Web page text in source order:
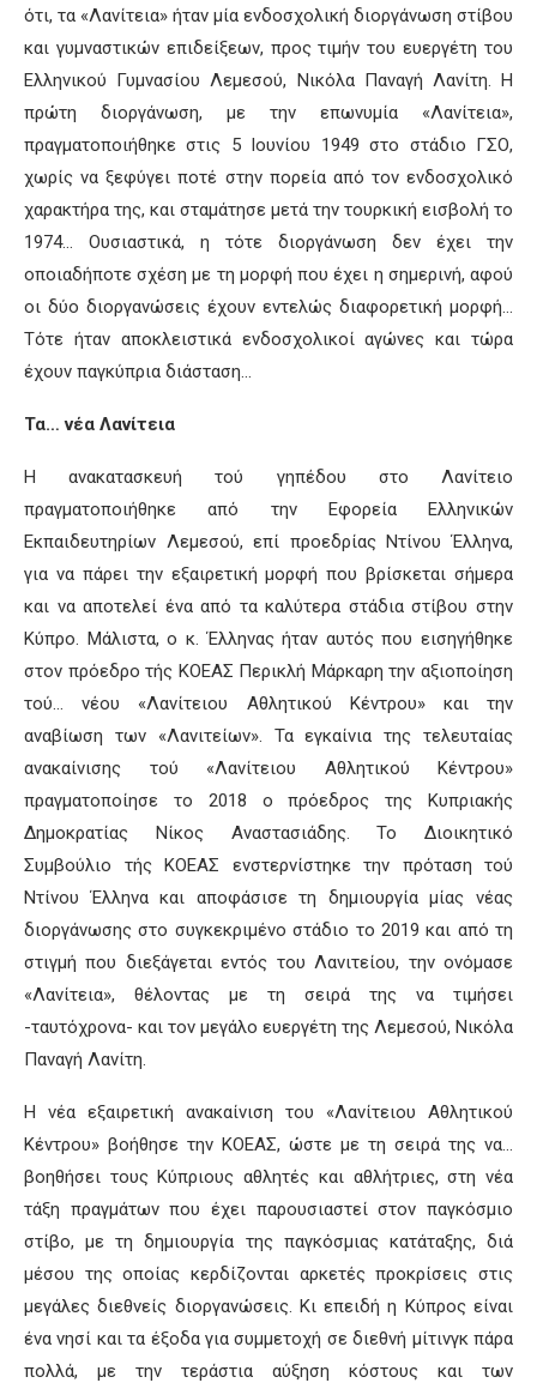
ότι, τα «Λανίτεια» ήταν μία ενδοσχολική διοργάνωση στίβου
και γυμναστικών επιδείξεων, προς τιμήν του ευεργέτη του
Ελληνικού Γυμνασίου Λεμεσού, Νικόλα Παναγή Λανίτη. Η
πρώτη διοργάνωση, με την επωνυμία «Λανίτεια»,
πραγματοποιήθηκε στις 5 Ιουνίου 1949 στο στάδιο ΓΣΟ,
χωρίς να ξεφύγει ποτέ στην πορεία από τον ενδοσχολικό
χαρακτήρα της, και σταμάτησε μετά την τουρκική εισβολή το
1974… Ουσιαστικά, η τότε διοργάνωση δεν έχει την
οποιαδήποτε σχέση με τη μορφή που έχει η σημερινή, αφού
οι δύο διοργανώσεις έχουν εντελώς διαφορετική μορφή…
Τότε ήταν αποκλειστικά ενδοσχολικοί αγώνες και τώρα
έχουν παγκύπρια διάσταση…
Τα… νέα Λανίτεια
Η ανακατασκευή τού γηπέδου στο Λανίτειο
πραγματοποιήθηκε από την Εφορεία Ελληνικών
Εκπαιδευτηρίων Λεμεσού, επί προεδρίας Ντίνου Έλληνα,
για να πάρει την εξαιρετική μορφή που βρίσκεται σήμερα
και να αποτελεί ένα από τα καλύτερα στάδια στίβου στην
Κύπρο. Μάλιστα, ο κ. Έλληνας ήταν αυτός που εισηγήθηκε
στον πρόεδρο τής ΚΟΕΑΣ Περικλή Μάρκαρη την αξιοποίηση
τού… νέου «Λανίτειου Αθλητικού Κέντρου» και την
αναβίωση των «Λανιτείων». Τα εγκαίνια της τελευταίας
ανακαίνισης τού «Λανίτειου Αθλητικού Κέντρου»
πραγματοποίησε το 2018 ο πρόεδρος της Κυπριακής
Δημοκρατίας Νίκος Αναστασιάδης. Το Διοικητικό
Συμβούλιο τής ΚΟΕΑΣ ενστερνίστηκε την πρόταση τού
Ντίνου Έλληνα και αποφάσισε τη δημιουργία μίας νέας
διοργάνωσης στο συγκεκριμένο στάδιο το 2019 και από τη
στιγμή που διεξάγεται εντός του Λανιτείου, την ονόμασε
«Λανίτεια», θέλοντας με τη σειρά της να τιμήσει
-ταυτόχρονα- και τον μεγάλο ευεργέτη της Λεμεσού, Νικόλα
Παναγή Λανίτη.
Η νέα εξαιρετική ανακαίνιση του «Λανίτειου Αθλητικού
Κέντρου» βοήθησε την ΚΟΕΑΣ, ώστε με τη σειρά της να…
βοηθήσει τους Κύπριους αθλητές και αθλήτριες, στη νέα
τάξη πραγμάτων που έχει παρουσιαστεί στον παγκόσμιο
στίβο, με τη δημιουργία της παγκόσμιας κατάταξης, διά
μέσου της οποίας κερδίζονται αρκετές προκρίσεις στις
μεγάλες διεθνείς διοργανώσεις. Κι επειδή η Κύπρος είναι
ένα νησί και τα έξοδα για συμμετοχή σε διεθνή μίτινγκ πάρα
πολλά, με την τεράστια αύξηση κόστους και των